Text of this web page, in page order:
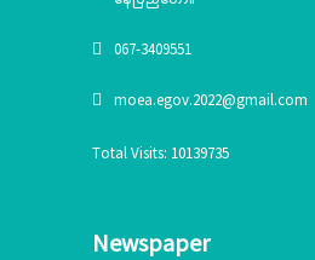
067-3409551
moea.egov.2022@gmail.com
Total Visits: 10139735
Newspaper